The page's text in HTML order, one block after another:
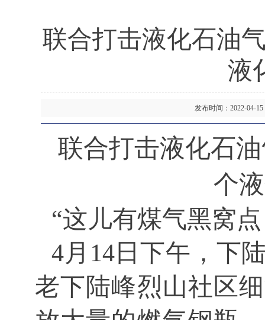
联合打击液化石油
液
发布时间：2022-
联合打击液化石
个
“这儿有煤气黑窝
4月14日下午 ， 下
老下陆峰烈山社区